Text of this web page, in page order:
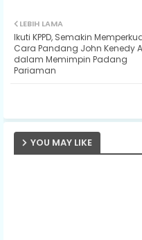
LEBIH LAMA
Ikuti KPPD, Semakin
Cara Pandang John Kenedy
dalam Memimpin Padang
Pariaman
YOU MAY LIKE